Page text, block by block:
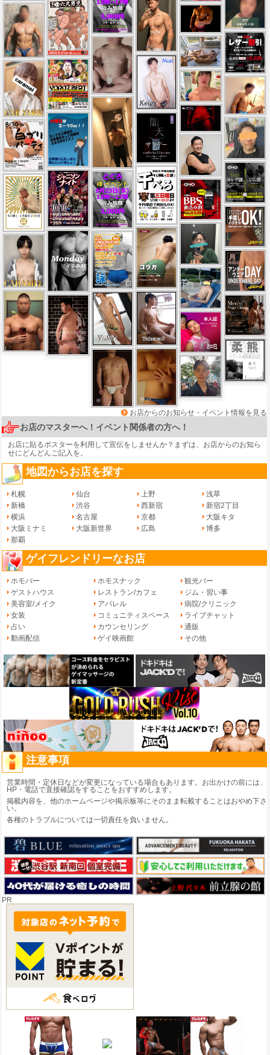
お店からのお知らせ・イベント情報を見る
お店のマスターへ！イベント関係者の方へ！
お店に貼るポスターを利用して宣伝をしませんか？まずは、 お店からのお知ら
せにどんどんご記入を。
地図からお店を探す
札幌 仙台 上野
浅草
新橋
渋谷 西新宿
新宿2丁目
横浜
名古屋 京都
大阪キタ
大阪ミナミ
大阪新世界 広島
博多
那覇
ゲイフレンドリーなお店
ホモバー ホモスナック
観光バー
ゲストハウス
レストラン/カフェ
ジム・習い事
美容室/メイク
アパレル
病院/クリニック
女装
コミュニティスペース
ライブチャット
占い
カウンセリング
通販
動画配信
ゲイ映画館 その他
注意事項
営業時間・定休日などが変更になっている場合もあります。お出かけの前には、
HP・電話で直接確認をすることをおすすめします。
掲載内容を、他のホームページや掲示板等にそのまま転載することはおやめ下さ
い。
各種のトラブルについては一切責任を負いません。
PR